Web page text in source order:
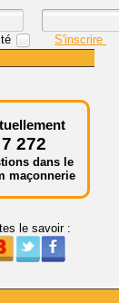
S'inscrire
7 272
dans le
maçonnerie
le savoir :